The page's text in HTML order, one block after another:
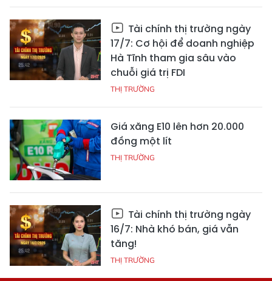
Tài chính thị trường ngày
17/7: Cơ hội để doanh nghiệp
Hà Tĩnh tham gia sâu vào
chuỗi giá trị FDI
THỊ TRƯỜNG
Giá xăng E10 lên hơn 20.000
đồng một lít
THỊ TRƯỜNG
Tài chính thị trường ngày
16/7: Nhà khó bán, giá vẫn
tăng!
THỊ TRƯỜNG